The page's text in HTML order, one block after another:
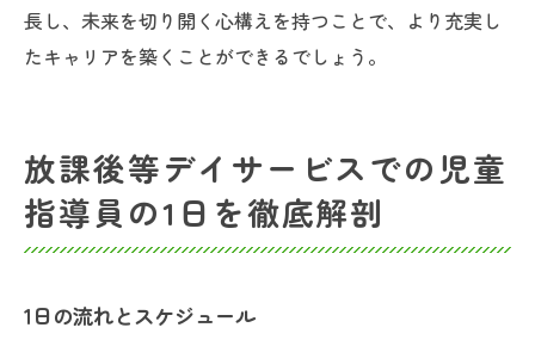
長し、未来を切り開く心構えを持つことで、より充実し
たキャリアを築くことができるでしょう。
放課後等デイサービスでの児童
指導員の1日を徹底解剖
1日の流れとスケジュール